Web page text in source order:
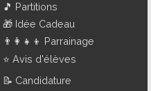
🎵 Partitions
🎁 Idée Cadeau
👨‍👩‍👧‍👦 Parrainage
⭐ Avis d'élèves
📝 Candidature